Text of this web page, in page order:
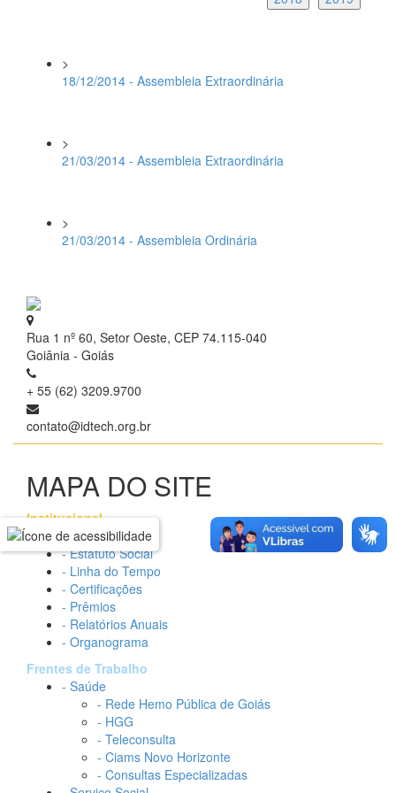
>
18/12/2014 - Assembleia Extraordinária
>
21/03/2014 - Assembleia Extraordinária
>
21/03/2014 - Assembleia Ordinária
Rua 1 nº 60, Setor Oeste, CEP 74.115-040
Goiânia - Goiás
+ 55 (62) 3209.9700
contato@idtech.org.br
MAPA DO SITE
Institucional
- Quem somos
- Estatuto Social
- Linha do Tempo
- Certificações
- Prêmios
- Relatórios Anuais
- Organograma
Frentes de Trabalho
- Saúde
- Rede Hemo Pública de Goiás
- HGG
- Teleconsulta
- Ciams Novo Horizonte
- Consultas Especializadas